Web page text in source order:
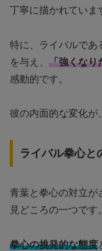
丁寧に描かれていま
特に、ライバルであ
を与え、 「強くなり
感動的です。
彼の内面的な変化が
ライバル拳心と
青葉と拳心の対立が
見どころの一つです。
拳心の挑発的な態度